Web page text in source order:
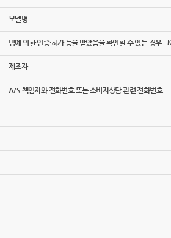
모델명
법에 의한 인증·허가 등을 받았음을 확인할 수 있는 경우
제조자
A/S 책임자와 전화번호 또는 소비자상담 관련 전화번호